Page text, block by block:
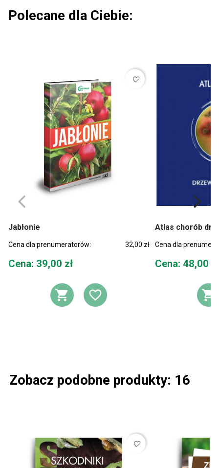
Polecane dla Ciebie:
favorite_border
Jabłonie
Cena dla prenumeratorów: 32,00 zł
Cena
Cena: 39,00 zł
DODAJ DO KOSZYKA
DODAJ DO
Atlas chorób
Cena dla
Cena
Cena: 48,00
Zobacz podobne produkty: 16
favorite_border